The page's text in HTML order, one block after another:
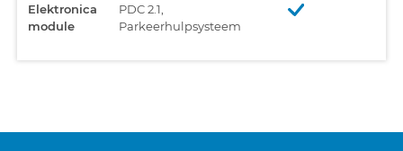
Elektronica
module
PDC 2.1,
Parkeerhulpsysteem